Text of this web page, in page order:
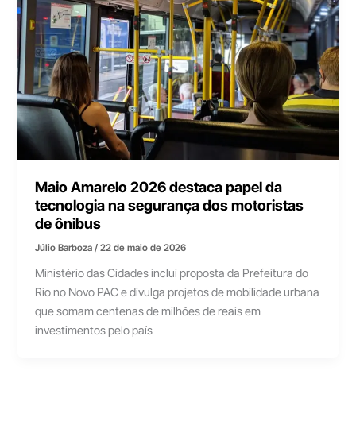
Maio Amarelo 2026 destaca papel da
tecnologia na segurança dos motoristas
de ônibus
Júlio Barboza/22 de maio de 2026
Ministério das Cidades inclui proposta da Prefeitura do
Rio no Novo PAC e divulga projetos de mobilidade urbana
que somam centenas de milhões de reais em
investimentos pelo país